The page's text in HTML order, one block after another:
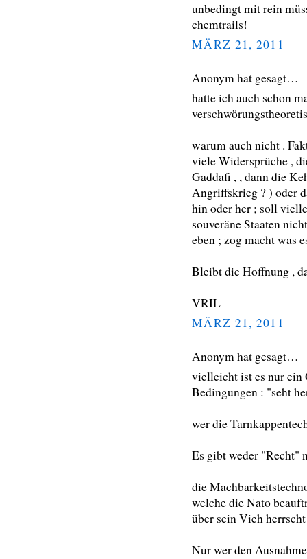
unbedingt mit rein
chemtrails!
MÄRZ 21, 2011
Anonym hat gesagt…
hatte ich auch schon
warum auch nicht .
viele Widersprüche ,
Gaddafi , , dann die
Angriffskrieg ? ) oder
hin oder her ; soll
souveräne Staaten
eben ; zog macht was
Bleibt die Hoffnung ,
VRIL
MÄRZ 21, 2011
Anonym hat gesagt…
vielleicht ist es nur ein
Bedingungen : "seht
wer die
Es gibt weder "Recht"
die
welche die Nato
über sein Vieh
Nur wer den